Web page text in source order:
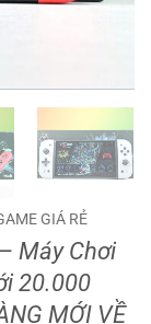
GIÁ RẺ
Máy Chơi
20.000
MỚI VỀ